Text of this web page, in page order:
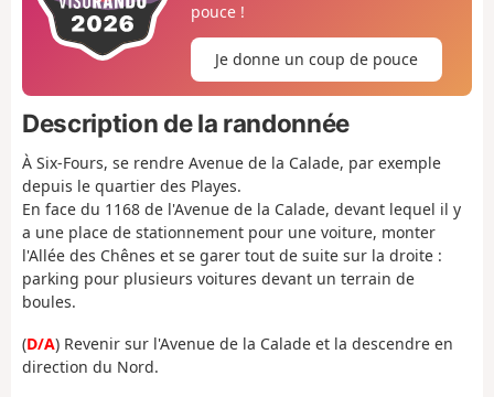
pouce !
Je donne un coup de pouce
Description de la randonnée
À Six-Fours, se rendre Avenue de la Calade, par exemple
depuis le quartier des Playes.
En face du 1168 de l'Avenue de la Calade, devant lequel il y
a une place de stationnement pour une voiture, monter
l'Allée des Chênes et se garer tout de suite sur la droite :
parking pour plusieurs voitures devant un terrain de
boules.
(D/A) Revenir sur l'Avenue de la Calade et la descendre en
direction du Nord.